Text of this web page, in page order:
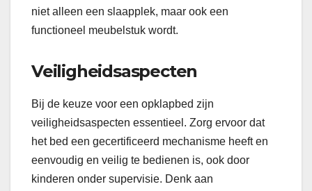
niet alleen een slaapplek, maar ook een
functioneel meubelstuk wordt.
Veiligheidsaspecten
Bij de keuze voor een opklapbed zijn
veiligheidsaspecten essentieel. Zorg ervoor dat
het bed een gecertificeerd mechanisme heeft en
eenvoudig en veilig te bedienen is, ook door
kinderen onder supervisie. Denk aan